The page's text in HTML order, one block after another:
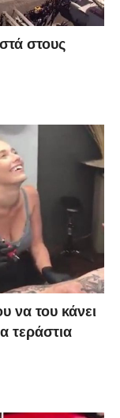
στους
να του κάνει
τεράστια